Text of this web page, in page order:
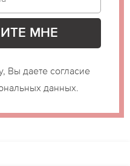
Вы даете согласие
данных.